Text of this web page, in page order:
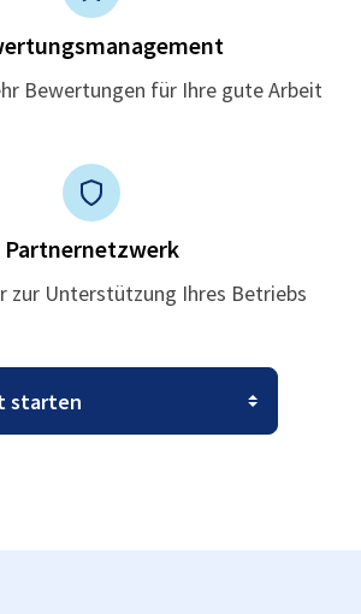
Bewertungen für Ihre gute Arbeit
Partnernetzwerk
zur Unterstützung Ihres Betriebs